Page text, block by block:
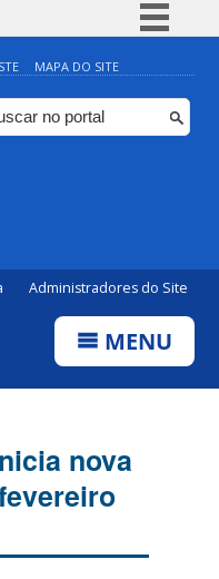
Simplifique!
Comunica BR
Participe
MAPA DO SITE
Administradores do Site
MENU
nova